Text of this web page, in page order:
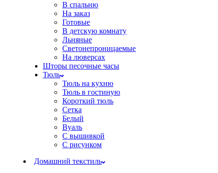
В спальню
На заказ
Готовые
В детскую комнату
Льняные
Светонепроницаемые
На люверсах
Шторы песочные часы
Тюль
Тюль на кухню
Тюль в гостиную
Короткий тюль
Сетка
Белый
Вуаль
С вышивкой
С рисунком
Домашний текстиль